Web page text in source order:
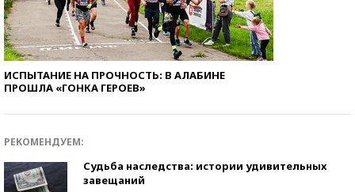
ИСПЫТАНИЕ НА ПРОЧНОСТЬ: В АЛАБИНЕ
ПРОШЛА «ГОНКА ГЕРОЕВ»
РЕКОМЕНДУЕМ:
Судьба наследства: истории удивительных
завещаний